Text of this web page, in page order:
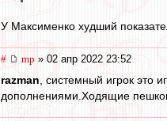
У Максименко худший
# mp » 02 апр 2022 23:52
razman , системный игрок это
дополнениями.Ходящие